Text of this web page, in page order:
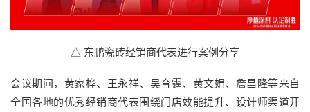
△ 东鹏瓷砖经销商代表进行案例分享
会议期间，黄家桦、王永祥、吴育霆、黄文娟、詹昌隆等来自
全国各地的优秀经销商代表围绕门店效能提升、设计师渠道开